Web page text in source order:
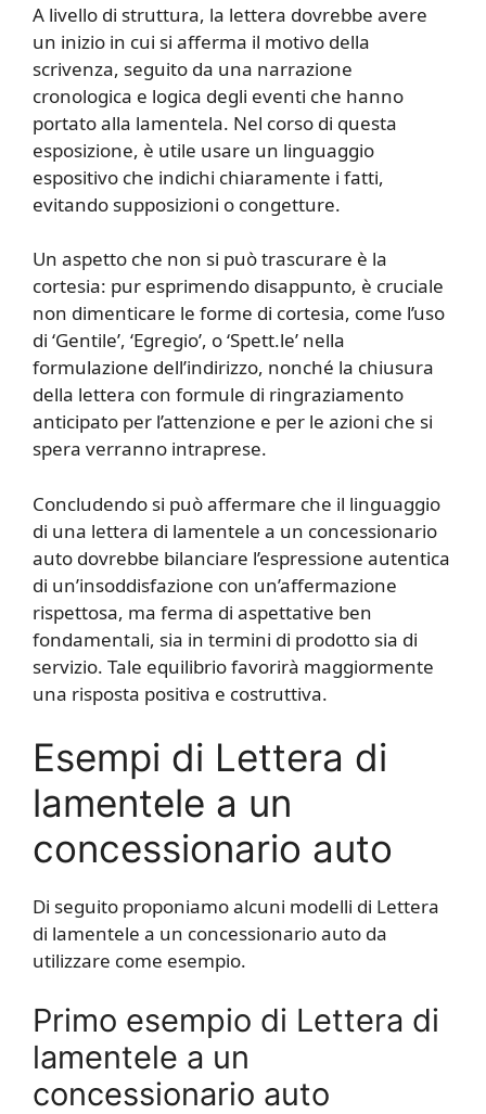
A livello di struttura, la lettera dovrebbe avere
un inizio in cui si afferma il motivo della
scrivenza, seguito da una narrazione
cronologica e logica degli eventi che hanno
portato alla lamentela. Nel corso di questa
esposizione, è utile usare un linguaggio
espositivo che indichi chiaramente i fatti,
evitando supposizioni o congetture.
Un aspetto che non si può trascurare è la
cortesia: pur esprimendo disappunto, è cruciale
non dimenticare le forme di cortesia, come l’uso
di ‘Gentile’, ‘Egregio’, o ‘Spett.le’ nella
formulazione dell’indirizzo, nonché la chiusura
della lettera con formule di ringraziamento
anticipato per l’attenzione e per le azioni che si
spera verranno intraprese.
Concludendo si può affermare che il linguaggio
di una lettera di lamentele a un concessionario
auto dovrebbe bilanciare l’espressione autentica
di un’insoddisfazione con un’affermazione
rispettosa, ma ferma di aspettative ben
fondamentali, sia in termini di prodotto sia di
servizio. Tale equilibrio favorirà maggiormente
una risposta positiva e costruttiva.
Esempi di Lettera di
lamentele a un
concessionario auto
Di seguito proponiamo alcuni modelli di Lettera
di lamentele a un concessionario auto da
utilizzare come esempio.
Primo esempio di Lettera di
lamentele a un
concessionario auto